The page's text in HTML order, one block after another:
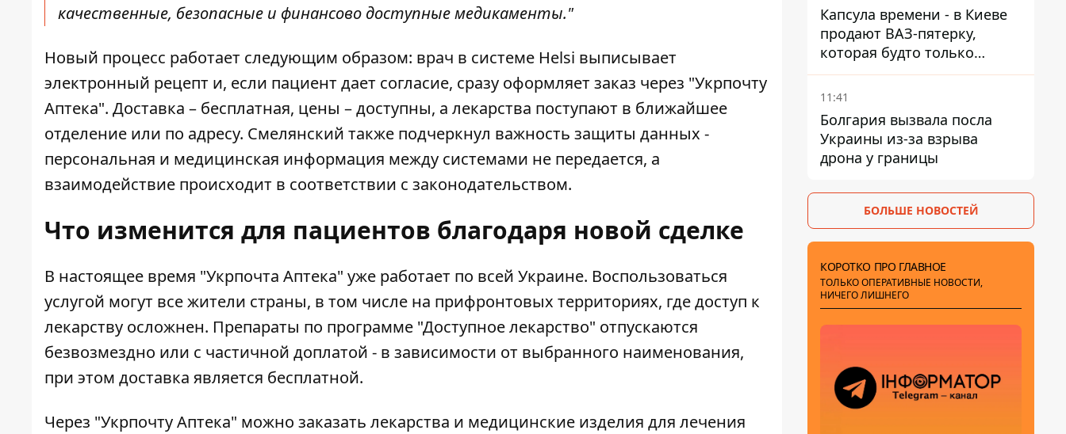
качественные, безопасные и финансово доступные медикаменты."
Новый процесс работает следующим образом: врач в системе Helsi выписывает
электронный рецепт и, если пациент дает согласие, сразу оформляет заказ через "Укрпочту
Аптека". Доставка – бесплатная, цены – доступны, а лекарства поступают в ближайшее
отделение или по адресу. Смелянский также подчеркнул важность защиты данных -
персональная и медицинская информация между системами не передается, а
взаимодействие происходит в соответствии с законодательством.
Что изменится для пациентов благодаря новой сделке
В настоящее время "Укрпочта Аптека" уже работает по всей Украине. Воспользоваться
услугой могут все жители страны, в том числе на прифронтовых территориях, где доступ к
лекарству осложнен. Препараты по программе "Доступное лекарство" отпускаются
безвозмездно или с частичной доплатой - в зависимости от выбранного наименования,
при этом доставка является бесплатной.
Через "Укрпочту Аптека" можно заказать лекарства и медицинские изделия для лечения
Капсула времени - в Киеве
продают ВАЗ-пятерку,
которая будто только
сошла с конвейера
11:41
Болгария вызвала посла
Украины из-за взрыва
дрона у границы
БОЛЬШЕ НОВОСТЕЙ
КОРОТКО ПРО ГЛАВНОЕ
ТОЛЬКО ОПЕРАТИВНЫЕ НОВОСТИ,
НИЧЕГО ЛИШНЕГО